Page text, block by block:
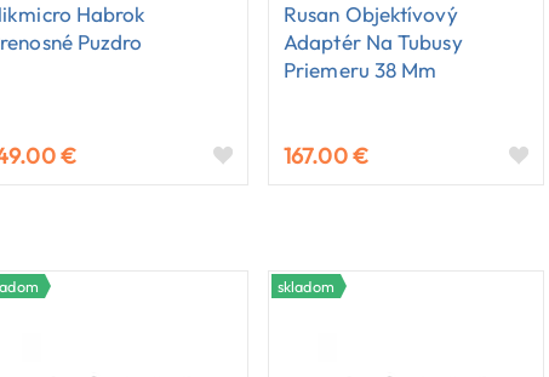
Habrok
Puzdro
€
Rusan Objektívový
Adaptér Na Tubusy
Priemeru 38 Mm
167.00 €
skladom